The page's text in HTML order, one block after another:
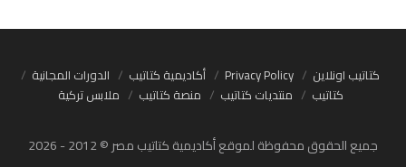
كتاتيب اونلاين Privacy Policy أكاديمية كتاتيب
الدورات المجانية
كتاتيب
منتديات كتاتيب منصة كتاتيب ملابس تركية
جميع الحقوق محفوظة لموقع أكاديمية كتاتيب مصر © 2012 - 2026